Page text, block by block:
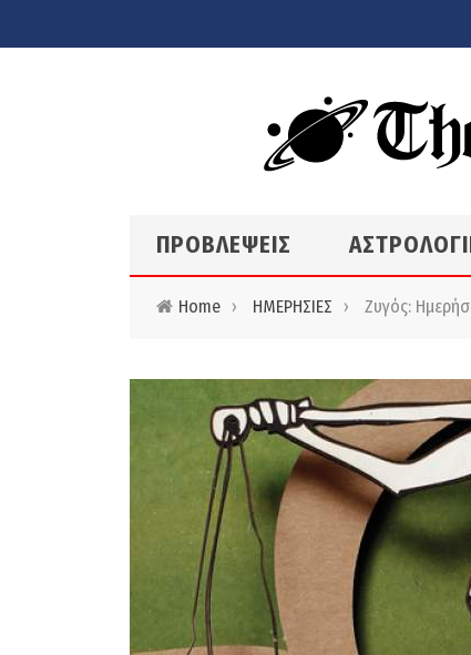
ΠΡΟΒΛΕΨΕΙΣ
Home › ΗΜΕΡΗΣΙΕΣ › Ζυγός: